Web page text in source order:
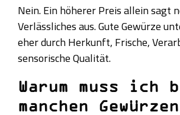
Nein. Ein höherer Preis allein sagt
Verlässliches aus. Gute Gewürze
eher durch Herkunft, Frische,
sensorische Qualität.
Warum muss ich
manchen